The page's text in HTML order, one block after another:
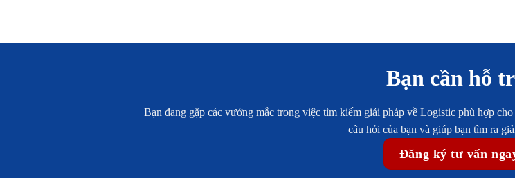
Bạn cần hỗ
Bạn đang gặp các vướng mắc trong việc tìm kiếm giải pháp về Logistic phù hợp
câu hỏi của bạn và giúp bạn tìm ra
Đăng ký tư vấn